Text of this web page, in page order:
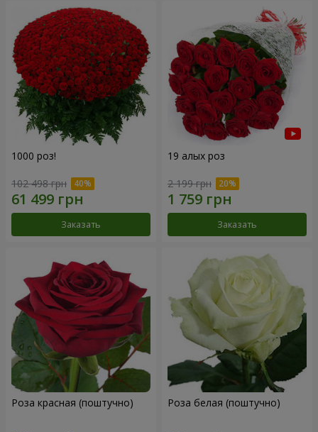
1000 роз!
102 498 грн
Заказать
19 алых роз
2 199 грн
Заказать
Роза красная (поштучно) Роза белая (поштучно)